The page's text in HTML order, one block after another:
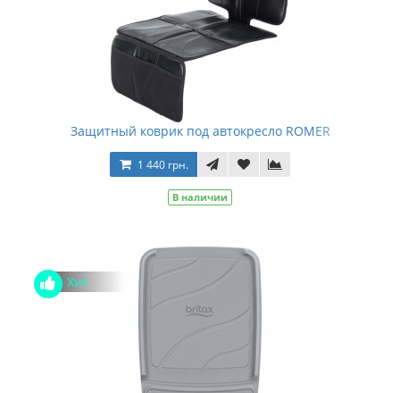
Защитный коврик под автокресло ROMER
1 440 грн.
В наличии
Хит